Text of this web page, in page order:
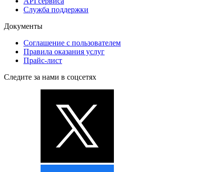
Служба поддержки
Документы
Соглашение с пользователем
Правила оказания услуг
Прайс-лист
Следите за нами в соцсетях